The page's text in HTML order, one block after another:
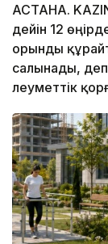
АСТАНА.
дейін 12
орынды
салынады,
әлеуметтік